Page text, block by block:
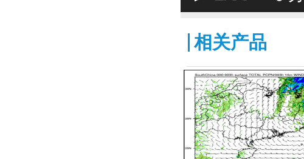
相关产品